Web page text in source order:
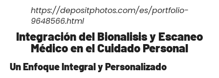
https://depositphotos.com/es/portfolio-
9648566.html
Integración del Bionalisis y Escaneo
Médico en el Cuidado Personal
Un Enfoque Integral y Personalizado